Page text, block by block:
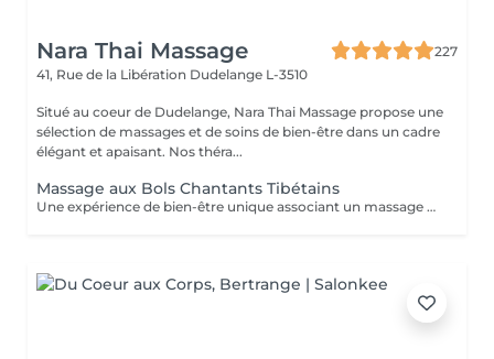
Nara Thai Massage
227
41, Rue de la Libération Dudelange L-3510
Situé au coeur de Dudelange, Nara Thai Massage propose une
sélection de massages et de soins de bien-être dans un cadre
élégant et apaisant. Nos théra...
Massage aux Bols Chantants Tibétains
Une expérience de bien-être unique associant un massage doux, des huiles aromatiques et les sons apaisants des bols chantants tibétains. Les vibrations harmonieuses et les tonalités relaxantes créent une atmosphère immersive propice à la détente et à la déconnexion du quotidien.